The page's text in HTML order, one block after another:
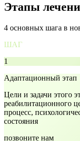
Этапы
4 основных шага в
ШАГ
1
Адаптационный этап
Цели и задачи этого
реабилитационного
процесс,
состояния
позвоните нам